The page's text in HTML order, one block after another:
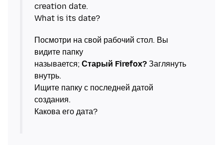
creation date.
Посмотри на свой рабочий стол. Вы
видите папку
называется; Старый Firefox? Заглянуть
внутрь.
Ищите папку с последней датой
создания.